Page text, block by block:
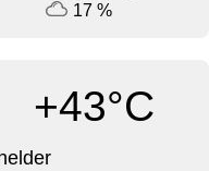
17 %
+43°C